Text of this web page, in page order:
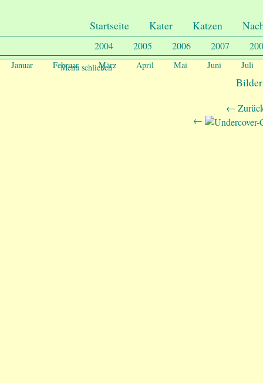
Startseite Kater Katzen
2004 2005 2006 2007
Januar Februar März April Mai Juni Juli
Menu schließen
←
←